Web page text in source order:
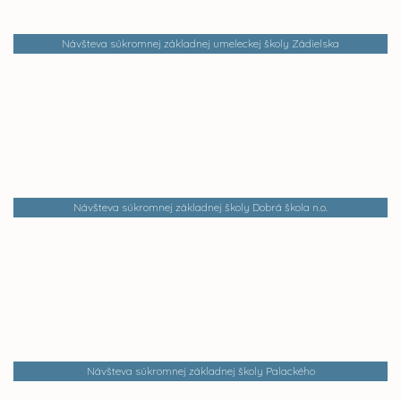
Návšteva súkromnej základnej umeleckej školy Zádielska
Návšteva súkromnej základnej školy Dobrá škola n.o.
Návšteva súkromnej základnej školy Palackého